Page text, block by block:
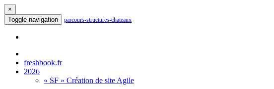
×
Toggle navigation
parcours-structures-chateaux
freshbook.fr
2026
« SF » Création de site Agile